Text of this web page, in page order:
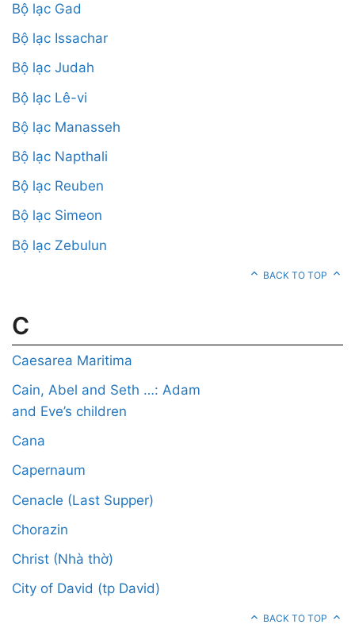
Bộ lạc Gad
Bộ lạc Issachar
Bộ lạc Judah
Bộ lạc Lê-vi
Bộ lạc Manasseh
Bộ lạc Napthali
Bộ lạc Reuben
Bộ lạc Simeon
Bộ lạc Zebulun
BACK TO TOP
C
Caesarea Maritima
Cain, Abel and Seth …: Adam
and Eve’s children
Cana
Capernaum
Cenacle (Last Supper)
Chorazin
Christ (Nhà thờ)
City of David (tp David)
BACK TO TOP